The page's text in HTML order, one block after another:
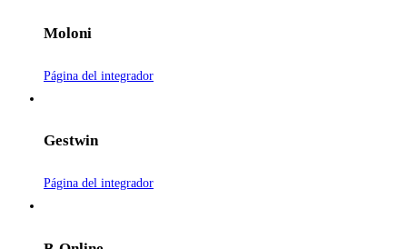
Moloni
Página del integrador
Gestwin
Página del integrador